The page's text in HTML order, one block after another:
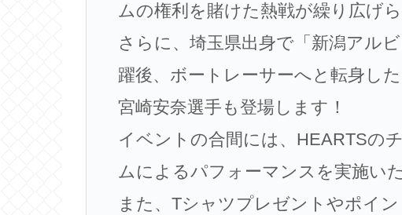
ムの権利を賭けた熱戦が繰り広げら
さらに、埼玉県出身で「新潟アル
躍後、ボートレーサーへと転身し
宮崎安奈選手も登場します！
イベントの合間には、HEARTSの
ムによるパフォーマンスを実施いた
また、Tシャツプレゼントやポイ